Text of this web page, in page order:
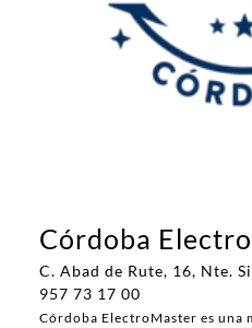
Córdoba
C. Abad de Rute, 16, Nte.
957 73 17 00
Córdoba ElectroMaster es una